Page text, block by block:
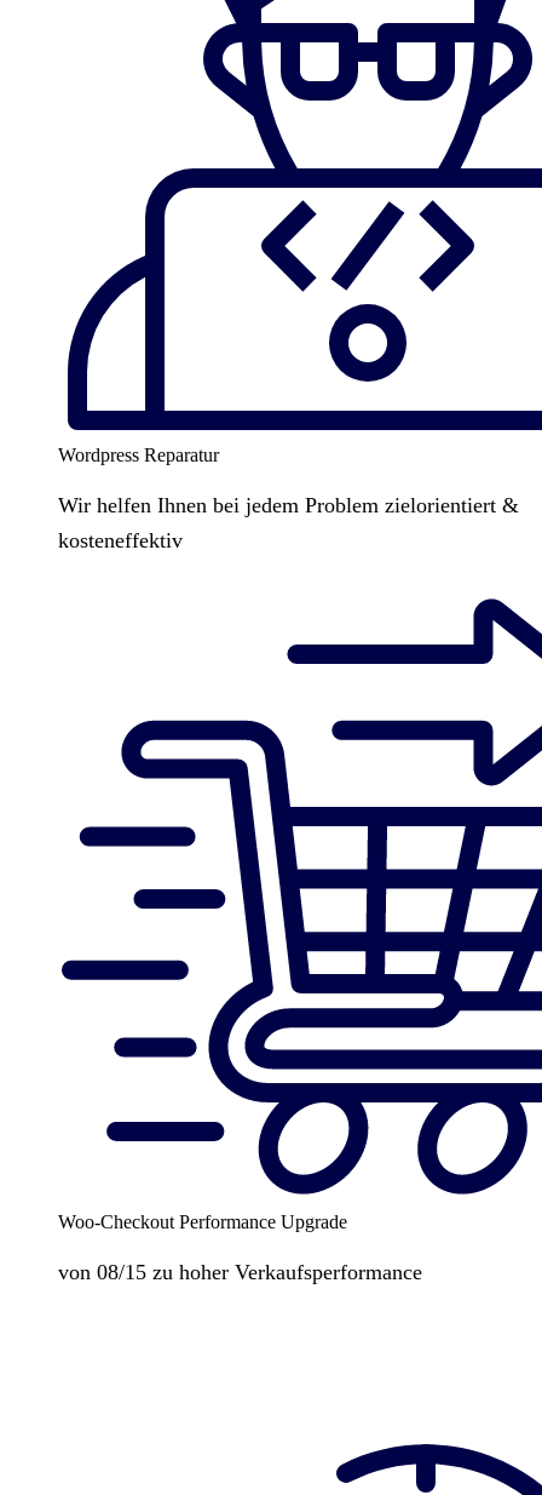
Wordpress Reparatur
Wir helfen Ihnen bei jedem Problem zielorientiert &
kosteneffektiv
Woo-Checkout Performance Upgrade
von 08/15 zu hoher Verkaufsperformance